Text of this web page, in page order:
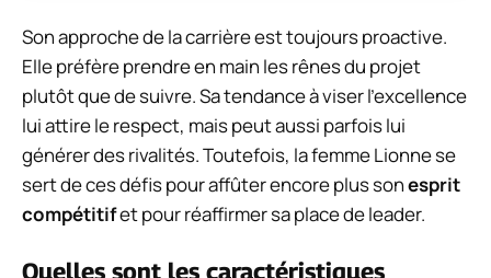
Son approche de la carrière est toujours proactive.
Elle préfère prendre en main les rênes du projet
plutôt que de suivre. Sa tendance à viser l’excellence
lui attire le respect, mais peut aussi parfois lui
générer des rivalités. Toutefois, la femme Lionne se
sert de ces défis pour affûter encore plus sonesprit
compétitifet pour réaffirmer sa place de leader.
Quelles sont les caractéristiques